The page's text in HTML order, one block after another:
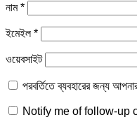
নাম*
ইমেইল*
ওয়েবসাইট
পরবর্তিতে ব্যবহারের জন্য
Notify me of follow-up